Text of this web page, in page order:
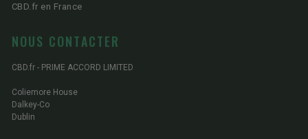
CBD.fr en France
NOUS CONTACTER
CBD.fr - PRIME ACCORD LIMITED
Coliemore House
Dalkey-Co
Dublin